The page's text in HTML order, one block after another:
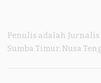
Penulis adalah
Sumba Timur, Nusa